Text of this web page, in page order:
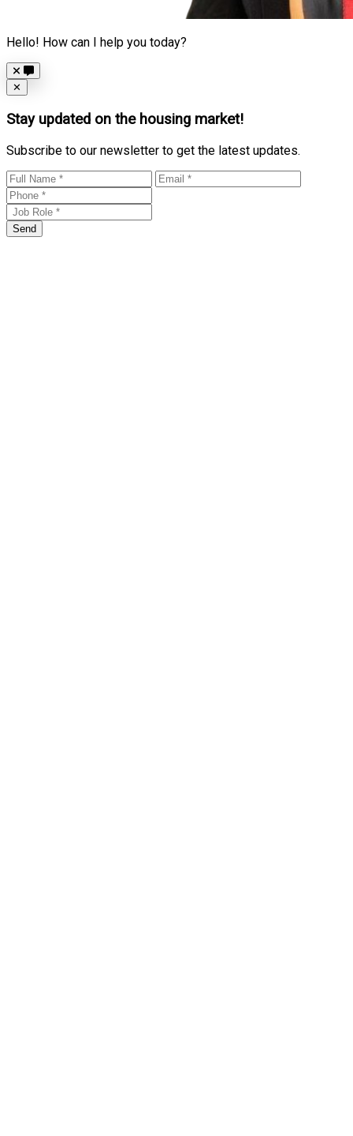
Hello! How can I help you today?
Close
✕
Stay updated on the housing market!
Subscribe to our newsletter to get the latest updates.
Send